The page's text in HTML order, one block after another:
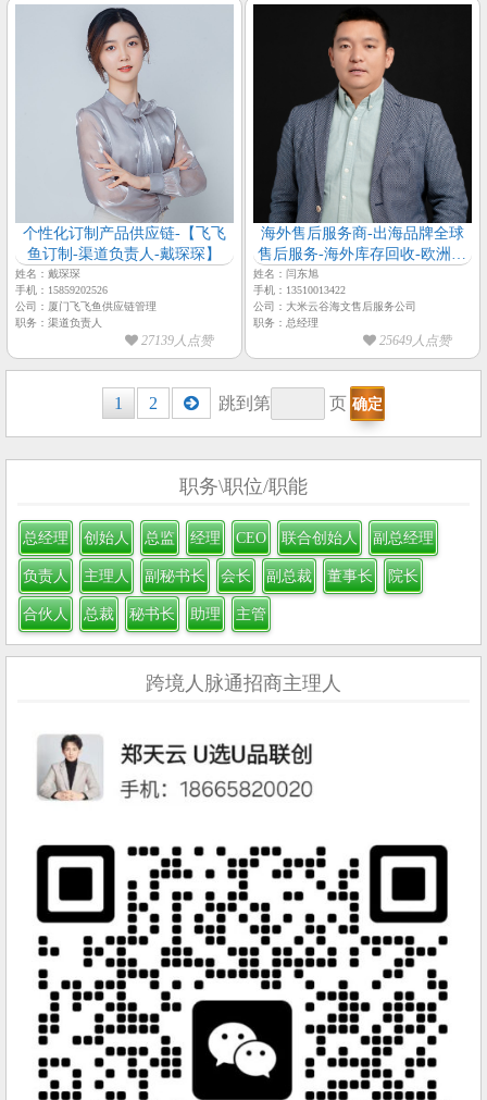
个性化订制产品供应链-【飞飞
鱼订制-渠道负责人-戴琛琛】
姓名：戴琛琛
手机：15859202526
公司：厦门飞飞鱼供应链管理
职务：渠道负责人
27139人点赞
海外售后服务商-出海品牌全球
售后服务-海外库存回收-欧洲一
件分销-【大米云谷-总经理-闫东
姓名：闫东旭
手机：13510013422
公司：大米云谷海文售后服务公司
职务：总经理
25649人点赞
1 2 跳到第 页
职务\职位/职能
总经理 创始人 总监 经理 CEO 联合创始人 副总经理
负责人 主理人 副秘书长 会长 副总裁 董事长 院长
合伙人 总裁 秘书长 助理 主管
跨境人脉通招商主理人